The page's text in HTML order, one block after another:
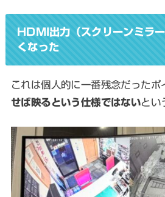
HDMI出力（スクリーンミラ
くなった
これは個人的に一番残念だったポ
せば映るという仕様ではないとい